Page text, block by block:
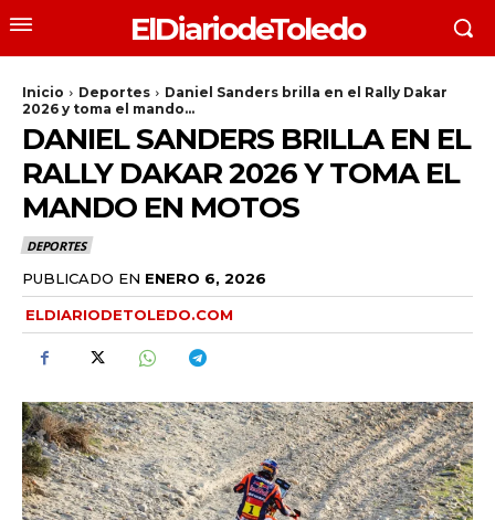
ElDiariodeToledo
Inicio Deportes
Daniel Sanders brilla en el Rally Dakar
2026 y toma el mando...
DANIEL SANDERS BRILLA EN EL
RALLY DAKAR 2026 Y TOMA EL
MANDO EN MOTOS
DEPORTES
PUBLICADO EN ENERO 6, 2026
ELDIARIODETOLEDO.COM